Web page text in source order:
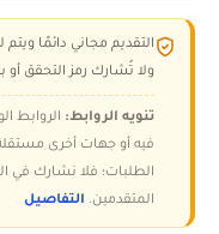
التقديم مجاني دائمًا
ولا تُشارك رمز التحقق أو
تنويه الروابط: الروابط
فيه أو جهات أخرى
الطلبات؛ فلا نشارك في
المتقدمين. التفاصيل